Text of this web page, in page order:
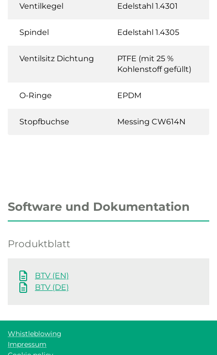
Ventilkegel Edelstahl 1.4301
Spindel Edelstahl 1.4305
Ventilsitz Dichtung
PTFE (mit 25 %
Kohlenstoff gefüllt)
O-Ringe EPDM
Stopfbuchse Messing CW614N
Software und Dokumentation
Produktblatt
BTV (EN)
BTV (DE)
Whistleblowing
Impressum